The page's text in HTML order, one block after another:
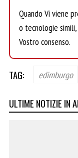
Quando Vi viene
o tecnologie
Vostro consenso.
TAG: edimburgo
ULTIME NOTIZIE IN